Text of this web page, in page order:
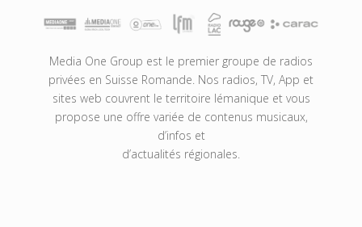
Media One Group est le premier groupe de radios
privées en Suisse Romande. Nos radios, TV, App et
sites web couvrent le territoire lémanique et vous
propose une offre variée de contenus musicaux,
d’infos et
d’actualités régionales.